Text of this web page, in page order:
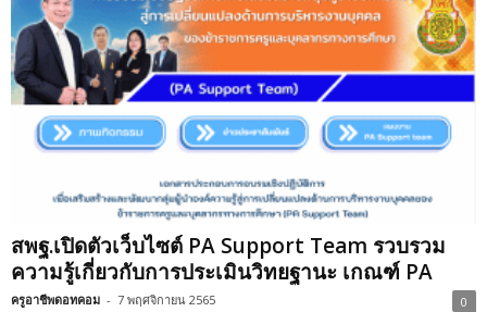
สพฐ.เปิดตัวเว็บไซต์ PA Support Team รวบรวม
ความรู้เกี่ยวกับการประเมินวิทยฐานะ เกณฑ์ PA
ครูอาชีพดอทคอม - 7 พฤศจิกายน 2565 0